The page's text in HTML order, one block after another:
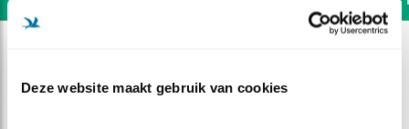
Deze website maakt gebruik van cookies